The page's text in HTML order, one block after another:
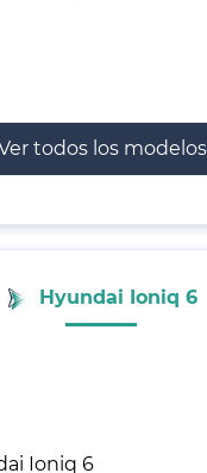
todos los modelos
Hyundai Ioniq 6